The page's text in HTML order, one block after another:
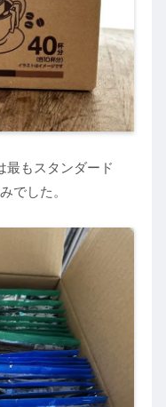
最もスタンダード
でした。